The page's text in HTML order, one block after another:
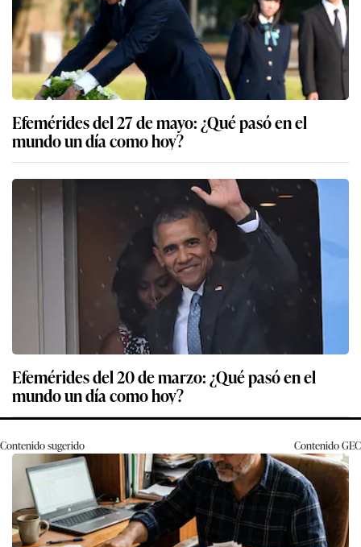
Efemérides del 27 de mayo: ¿Qué pasó en el
mundo un día como hoy?
Efemérides del 20 de marzo: ¿Qué pasó en el
mundo un día como hoy?
Contenido sugerido ContenidoGEC